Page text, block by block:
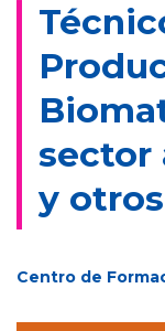
sector
y otros
Centro de